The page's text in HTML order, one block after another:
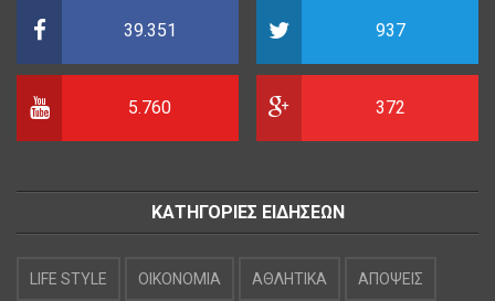
39.351 937
5.760 372
ΚΑΤΗΓΟΡΙΕΣ ΕΙΔΗΣΕΩΝ
LIFE STYLE OIKONOMIA ΑΘΛΗΤΙΚΑ ΑΠΟΨΕΙΣ